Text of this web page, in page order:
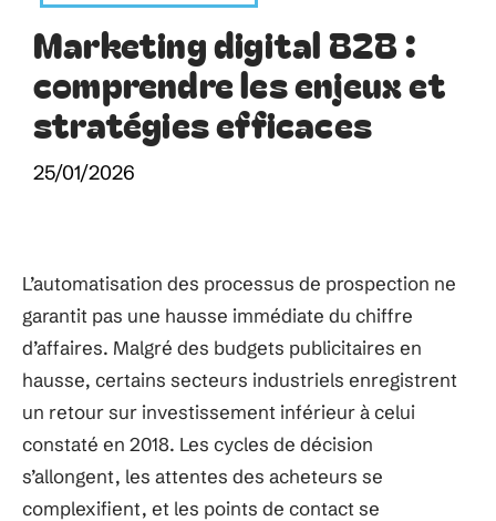
Marketing digital B2B :
comprendre les enjeux et
stratégies efficaces
25/01/2026
L’automatisation des processus de prospection ne
garantit pas une hausse immédiate du chiffre
d’affaires. Malgré des budgets publicitaires en
hausse, certains secteurs industriels enregistrent
un retour sur investissement inférieur à celui
constaté en 2018. Les cycles de décision
s’allongent, les attentes des acheteurs se
complexifient, et les points de contact se